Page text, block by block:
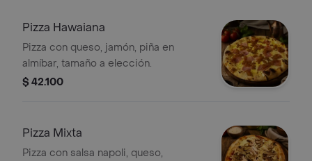
Pizza Hawaiana
Pizza con queso, jamón, piña en
almíbar, tamaño a elección.
$ 42.100
Pizza Mixta
Pizza con salsa napoli, queso,